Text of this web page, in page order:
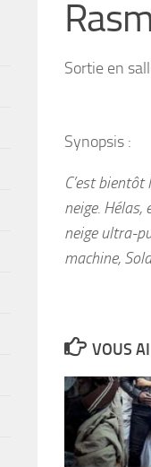
Sortie en
Synopsis :
C’est
neige.
neige ultra-
machine,
VOUS